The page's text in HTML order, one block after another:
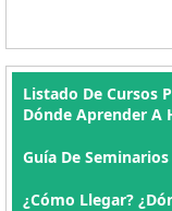
Listado De Cursos
Dónde Aprender A
Guía De
¿Cómo Llegar?